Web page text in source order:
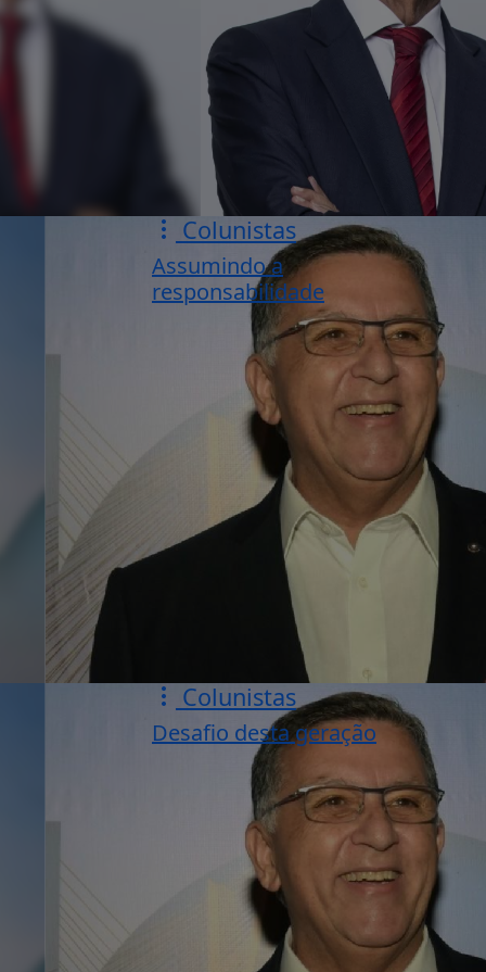
Colunistas
Assumindo a
responsabilidade
Colunistas
Desafio desta geração